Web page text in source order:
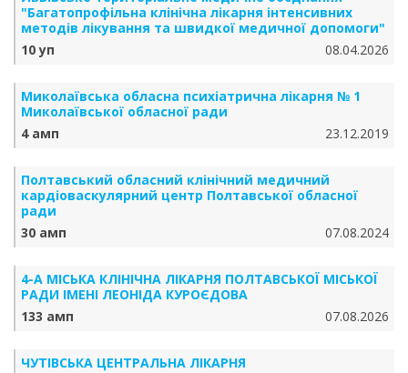
"Багатопрофільна клінічна лікарня інтенсивних
методів лікування та швидкої медичної допомоги"
10 уп
08.04.2026
Миколаївська обласна психіатрична лікарня № 1
Миколаївської обласної ради
4 амп
23.12.2019
Полтавський обласний клінічний медичний
кардіоваскулярний центр Полтавської обласної
ради
30 амп
07.08.2024
4-А МІСЬКА КЛІНІЧНА ЛІКАРНЯ ПОЛТАВСЬКОЇ МІСЬКОЇ
РАДИ ІМЕНІ ЛЕОНІДА КУРОЄДОВА
133 амп
07.08.2026
ЧУТІВСЬКА ЦЕНТРАЛЬНА ЛІКАРНЯ